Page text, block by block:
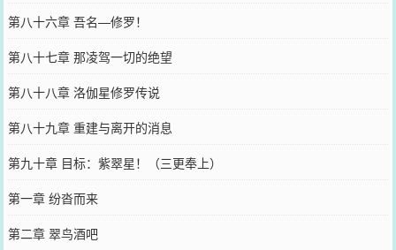
第八十六章 吾名—修罗！
第八十七章 那凌驾一切的绝望
第八十八章 洛伽星修罗传说
第八十九章 重建与离开的消息
第九十章 目标：紫翠星！（三更奉上）
第一章 纷沓而来
第二章 翠鸟酒吧